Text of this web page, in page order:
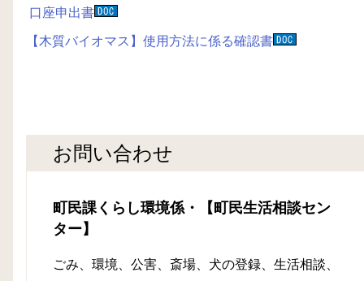
口座申出書
【木質バイオマス】使用方法に係る確認書
お問い合わせ
町民課くらし環境係・【町民生活相談セン
ター】
ごみ、環境、公害、 斎場、犬の登録、生活相談、